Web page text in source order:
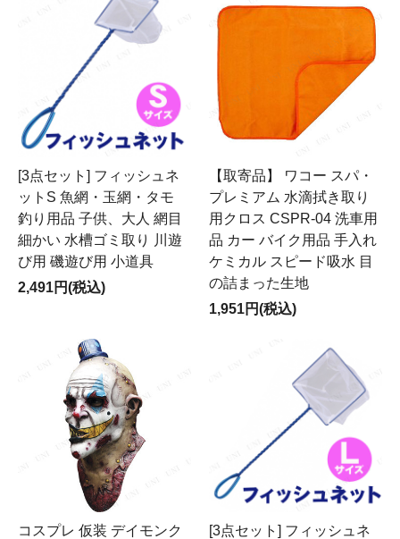
[3点セット] フィッシュネ
ットS 魚網・玉網・タモ
釣り用品 子供、大人 網目
細かい 水槽ゴミ取り 川遊
び用 磯遊び用 小道具
2,491円(税込)
【取寄品】 ワコー スパ・
プレミアム 水滴拭き取り
用クロス CSPR-04 洗車用
品 カー バイク用品 手入れ
ケミカル スピード吸水 目
の詰まった生地
1,951円(税込)
コスプレ 仮装 デイモンク
[3点セット] フィッシュネ